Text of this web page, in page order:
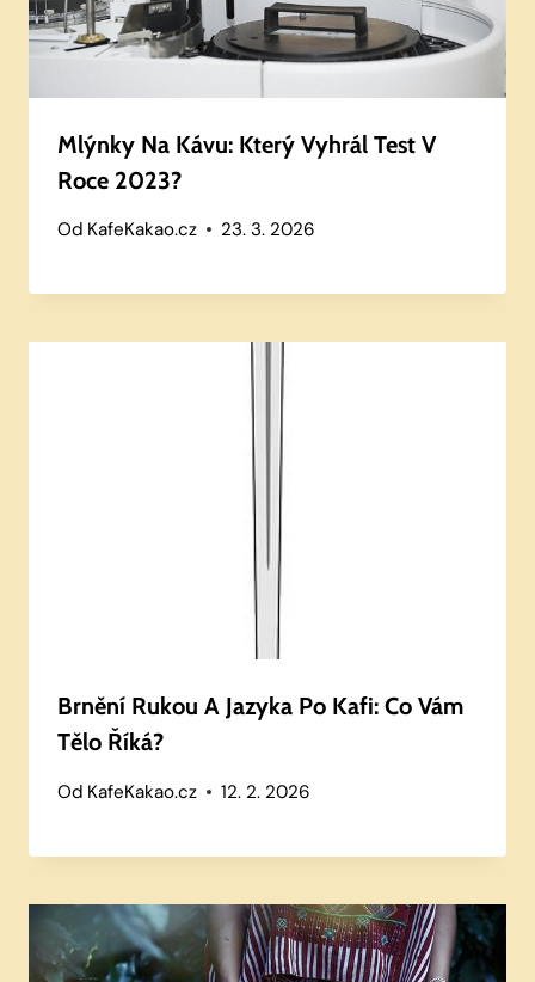
Mlýnky Na Kávu: Který Vyhrál Test V
Roce 2023?
Od KafeKakao.cz 23. 3. 2026
Brnění Rukou A Jazyka Po Kafi: Co Vám
Tělo Říká?
Od KafeKakao.cz 12. 2. 2026